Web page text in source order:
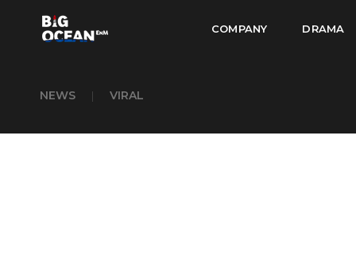
COMPANY DRAMA
NEWS | VIRAL